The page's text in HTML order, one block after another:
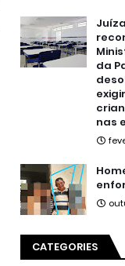
da
nas
CATEGORIES